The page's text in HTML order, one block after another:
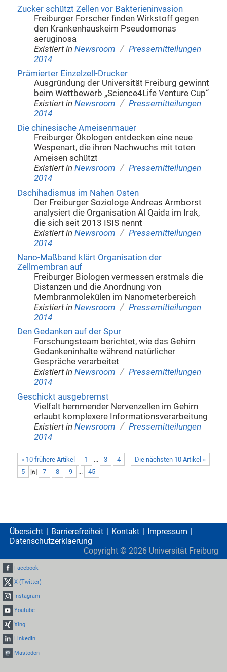
Zucker schützt Zellen vor Bakterieninvasion
Freiburger Forscher finden Wirkstoff gegen
den Krankenhauskeim Pseudomonas
aeruginosa
Existiert in Newsroom / Pressemitteilungen
2014
Prämierter Einzelzell-Drucker
Ausgründung der Universität Freiburg gewinnt
beim Wettbewerb „Science4Life Venture Cup“
Existiert in Newsroom / Pressemitteilungen
2014
Die chinesische Ameisenmauer
Freiburger Ökologen entdecken eine neue
Wespenart, die ihren Nachwuchs mit toten
Ameisen schützt
Existiert in Newsroom / Pressemitteilungen
2014
Dschihadismus im Nahen Osten
Der Freiburger Soziologe Andreas Armborst
analysiert die Organisation Al Qaida im Irak,
die sich seit 2013 ISIS nennt
Existiert in Newsroom / Pressemitteilungen
2014
Nano-Maßband klärt Organisation der
Zellmembran auf
Freiburger Biologen vermessen erstmals die
Distanzen und die Anordnung von
Membranmolekülen im Nanometerbereich
Existiert in Newsroom / Pressemitteilungen
2014
Den Gedanken auf der Spur
Forschungsteam berichtet, wie das Gehirn
Gedankeninhalte während natürlicher
Gespräche verarbeitet
Existiert in Newsroom / Pressemitteilungen
2014
Geschickt ausgebremst
Vielfalt hemmender Nervenzellen im Gehirn
erlaubt komplexere Informationsverarbeitung
Existiert in Newsroom / Pressemitteilungen
2014
« 10 frühere Artikel Die nächsten 10 Artikel »
1 ... 3
4
5
[6] 7 8 9 ... 45
Übersicht Barrierefreiheit Kontakt
Impressum
Datenschutzerklaerung
Copyright © 2026 Universität Freiburg
Facebook
X (Twitter)
Instagram
Youtube
Xing
LinkedIn
Mastodon